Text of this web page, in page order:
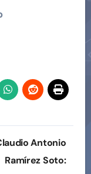
Antonio
Ramírez Soto: